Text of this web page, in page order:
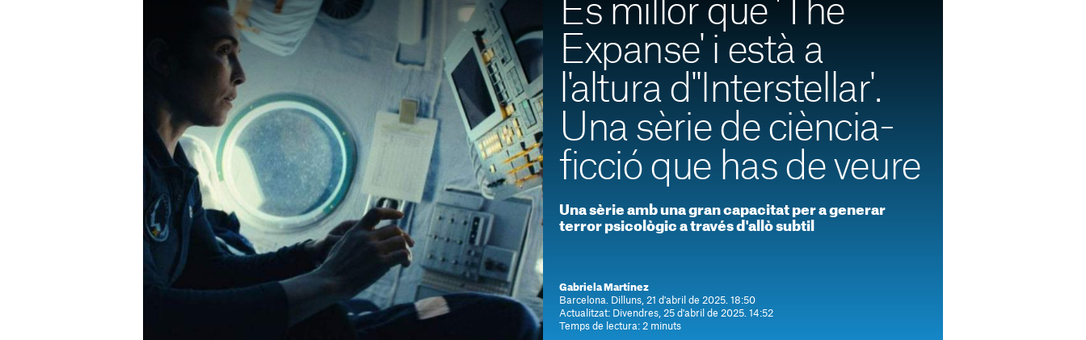
És millor que 'The
Expanse' i està a
l'altura d''Interstellar'.
Una sèrie de ciència-
ficció que has de veure
Una sèrie amb una gran capacitat per a generar
terror psicològic a través d'allò subtil
Gabriela Martínez
Barcelona. Dilluns, 21 d'abril de 2025. 18:50
Actualitzat: Divendres, 25 d'abril de 2025. 14:52
Temps de lectura: 2 minuts